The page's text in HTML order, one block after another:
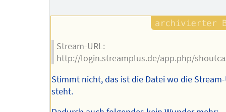
Stream-URL:
http://login.streamplus.de/app.php/
Stimmt nicht, das ist die Datei wo die
steht.